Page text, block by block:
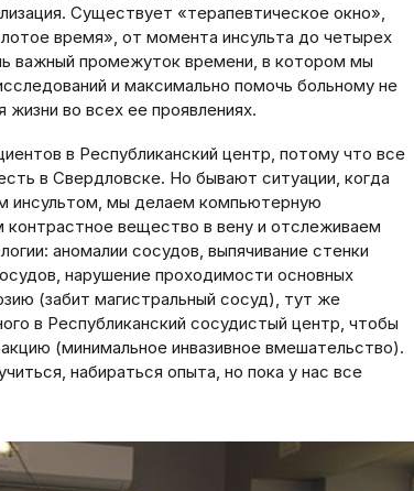
Существует «терапевтическое окно»,
время», от момента инсульта до четырех
важный промежуток времени, в котором мы
и максимально помочь больному не
во всех ее проявлениях.
в Республиканский центр, потому что все
в Свердловске. Но бывают ситуации, когда
инсультом, мы делаем компьютерную
контрастное вещество в вену и отслеживаем
аномалии сосудов, выпячивание стенки
нарушение проходимости основных
(забит магистральный сосуд), тут же
в Республиканский сосудистый центр, чтобы
(минимальное инвазивное вмешательство).
набираться опыта, но пока у нас все